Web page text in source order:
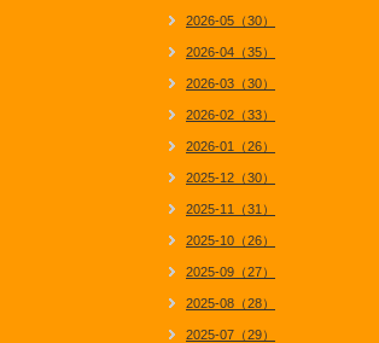
2026-05（30）
2026-04（35）
2026-03（30）
2026-02（33）
2026-01（26）
2025-12（30）
2025-11（31）
2025-10（26）
2025-09（27）
2025-08（28）
2025-07（29）